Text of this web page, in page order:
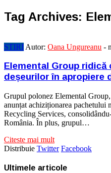
Tag Archives:
STIRI Autor: Oana Ungureanu -
Elemental Group
deșeurilor în apropiere
Grupul polonez Elemental
anunțat achiziționarea pachetului
Recycling Services,
România. În plus, grupul…
Citeste mai mult
Distribuie Twitter Facebook
Ultimele articole